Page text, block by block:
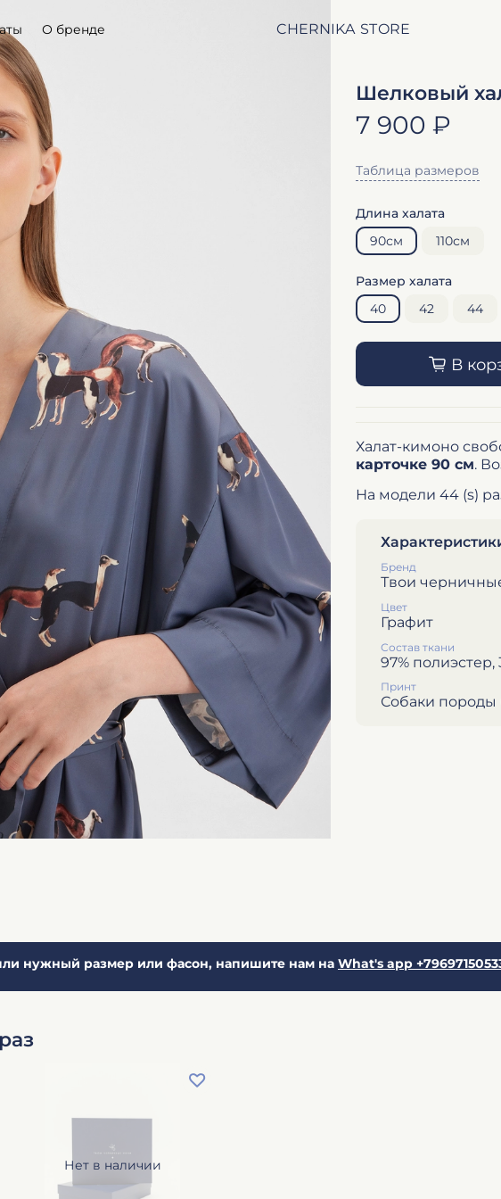
CHERNIKA STORE
О бренде
Шелковый
7 900 ₽
Таблица размеров
Длина халата
90см
110см
Размер халата
40
42 44
В
Халат-кимоно
карточке 90 см.
На модели 44 (s)
Бренд
Твои
Цвет
Графит
Состав ткани
97% полиэстер,
Принт
Собаки породы
нужный размер или фасон, напишите нам на What's app
Нет в наличии